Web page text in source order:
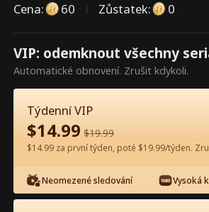
Toto jsou placené
Odemkněte pro
60
Cena: 60 Zůstatek: 0
VIP: odemknout všechny
Automatické obnovení. Zrušit kdykoli.
Týdenní VIP
$14.99 $19.99
$14.99 za první týden, poté $19.99/týden.
Neomezené sledování Vysoká